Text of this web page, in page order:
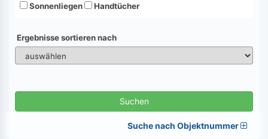
Sonnenliegen
Handtücher
Ergebnisse sortieren nach
Suchen
Suche nach Objektnummer